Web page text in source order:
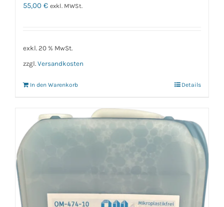
55,00 € exkl. MWSt.
exkl. 20 % MwSt.
zzgl. Versandkosten
In den Warenkorb Details